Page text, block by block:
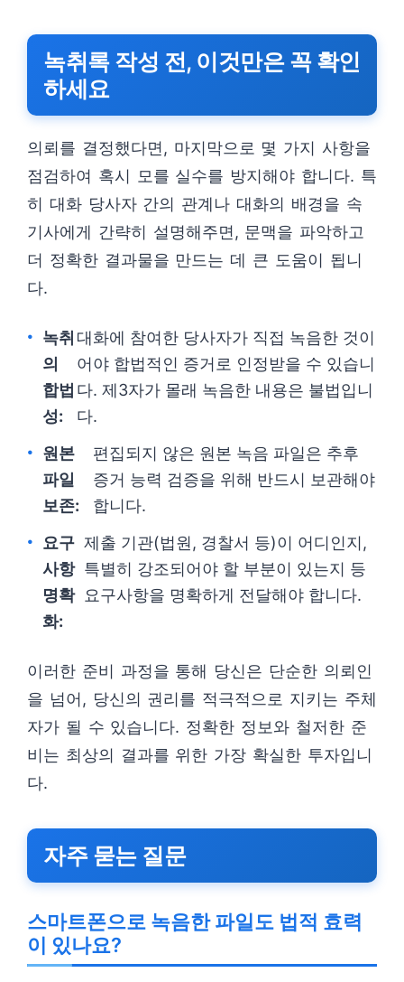
녹취록 작성 전, 이것만은 꼭 확인
하세요
의뢰를 결정했다면, 마지막으로 몇 가지 사항을
점검하여 혹시 모를 실수를 방지해야 합니다. 특
히 대화 당사자 간의 관계나 대화의 배경을 속
기사에게 간략히 설명해주면, 문맥을 파악하고
더 정확한 결과물을 만드는 데 큰 도움이 됩니
다.
녹취
의
합법
성:
대화에 참여한 당사자가 직접 녹음한 것이
어야 합법적인 증거로 인정받을 수 있습니
다. 제3자가 몰래 녹음한 내용은 불법입니
다.
원본
파일
보존:
편집되지 않은 원본 녹음 파일은 추후
증거 능력 검증을 위해 반드시 보관해야
합니다.
요구
사항
명확
화:
제출 기관(법원, 경찰서 등)이 어디인지,
특별히 강조되어야 할 부분이 있는지 등
요구사항을 명확하게 전달해야 합니다.
이러한 준비 과정을 통해 당신은 단순한 의뢰인
을 넘어, 당신의 권리를 적극적으로 지키는 주체
자가 될 수 있습니다. 정확한 정보와 철저한 준
비는 최상의 결과를 위한 가장 확실한 투자입니
다.
자주 묻는 질문
스마트폰으로 녹음한 파일도 법적 효력
이 있나요?